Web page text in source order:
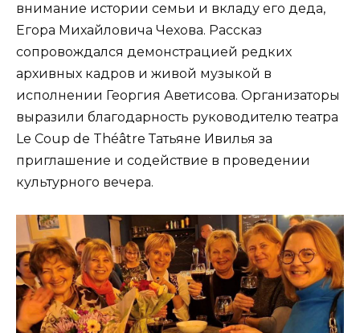
внимание истории семьи и вкладу его деда,
Егора Михайловича Чехова. Рассказ
сопровождался демонстрацией редких
архивных кадров и живой музыкой в
исполнении Георгия Аветисова. Организаторы
выразили благодарность руководителю театра
Le Coup de Théâtre Татьяне Ивилья за
приглашение и содействие в проведении
культурного вечера.